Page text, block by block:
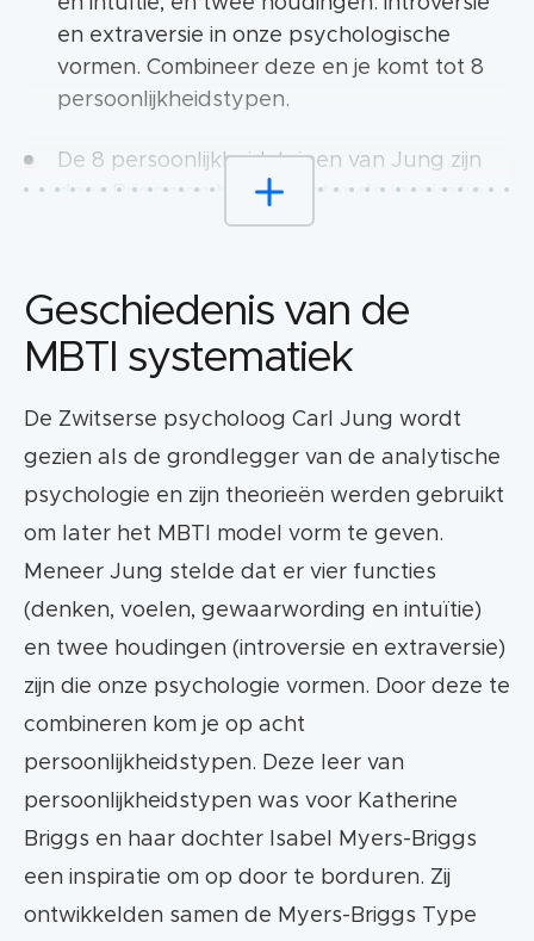
en extraversie in onze psychologische
vormen. Combineer deze en je komt tot 8
persoonlijkheidstypen.
De 8 persoonlijkheidstyipen van Jung zijn
door Briggs en haar dochter de inspiratie
geweest om tot 16 persoonlijkheidstypen te
dimensies:
introversion – extraversion
thinking – feeling
juding – perceiving
Er zijn geen goede of slechte
persoonlijkheidstypen. Elk type is nodig
voor een evenwichtige samenleving.
Je kan de 16 types terugbrengen naar 4
De spontane bezoeker
Geschiedenis van de
MBTI systematiek
De Zwitserse psycholoog Carl Jung wordt
gezien als de grondlegger van de analytische
psychologie en zijn theorieën werden gebruikt
om later het MBTI model vorm te geven.
Meneer Jung stelde dat er vier functies
(denken, voelen, gewaarwording en intuïtie)
en twee houdingen (introversie en extraversie)
zijn die onze psychologie vormen. Door deze te
combineren kom je op acht
persoonlijkheidstypen. Deze leer van
persoonlijkheidstypen was voor Katherine
Briggs en haar dochter Isabel Myers-Briggs
een inspiratie om op door te borduren. Zij
ontwikkelden samen de Myers-Briggs Type